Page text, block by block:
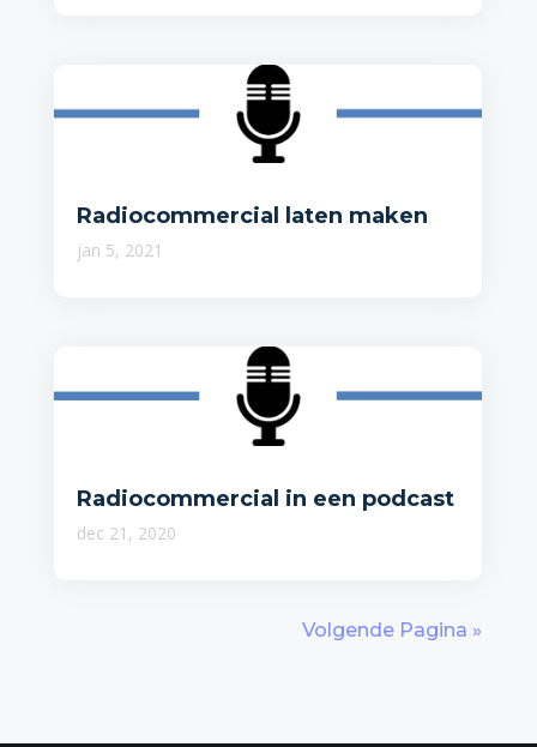
Radiocommercial laten maken
jan 5, 2021
Radiocommercial in een podcast
dec 21, 2020
Volgende Pagina »